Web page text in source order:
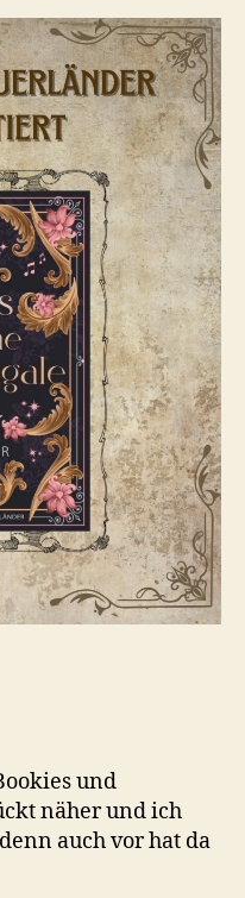
the
Nightingale
und
näher und ich
auch vor hat da